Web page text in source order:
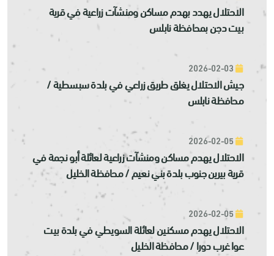
الاحتلال يهدد بهدم مساكن ومنشآت زراعية في قرية
بيت دجن بمحافظة نابلس
جيش الاحتلال يغلق طريق زراعي في بلدة سبسطية /
محافظة نابلس
الاحتلال يهدم مساكن ومنشآت زراعية لعائلة أبو نجمة في
قرية بيرين جنوب بلدة بني نعيم / محافظة الخليل
الاحتلال يهدم مسكنين لعائلة السويطي في بلدة بيت
عوا غرب دورا / محافظة الخليل